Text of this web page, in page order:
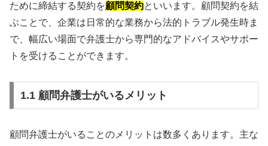
ために締結する契約を顧問契約といいます。顧問契約を結
ぶことで、企業は日常的な業務から法的トラブル発生時ま
で、幅広い場面で弁護士から専門的なアドバイスやサポー
トを受けることができます。
1.1 顧問弁護士がいるメリット
顧問弁護士がいることのメリットは数多くあります。主な